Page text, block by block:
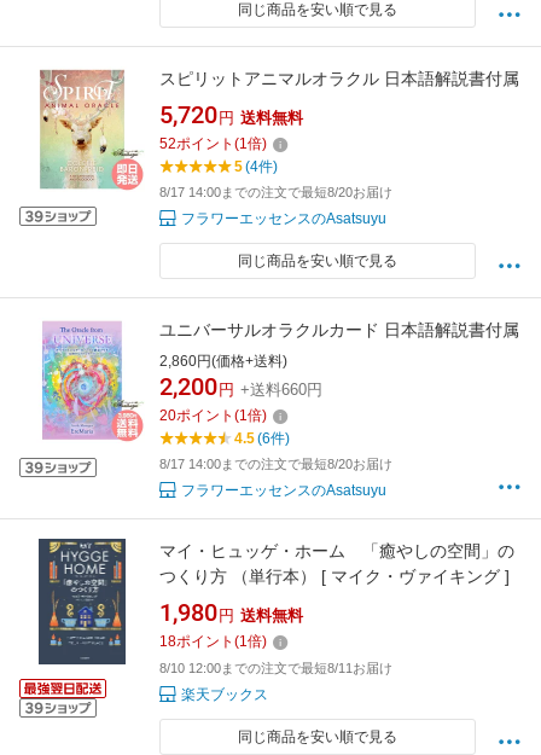
同じ商品を安い順で見る
スピリットアニマルオラクル 日本語解説書付属
5,720 円 送料無料
52ポイント (1倍)
5(4件)
8/17 14:00までの注文で最短8/20お届け
フラワーエッセンスのAsatsuyu
同じ商品を安い順で見る
ユニバーサルオラクルカード 日本語解説書付属
2,860円(価格+送料)
2,200 円 +送料660円
20ポイント (1倍)
4.5(6件)
8/17 14:00までの注文で最短8/20お届け
フラワーエッセンスのAsatsuyu
マイ・ヒュッゲ・ホーム 「癒やしの空間」の
つくり方 （単行本） [ マイク・ヴァイキング ]
1,980 円 送料無料
18ポイント (1倍)
8/10 12:00までの注文で最短8/11お届け
楽天ブックス
同じ商品を安い順で見る